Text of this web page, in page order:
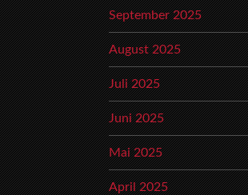
September 2025
August 2025
Juli 2025
Juni 2025
Mai 2025
April 2025